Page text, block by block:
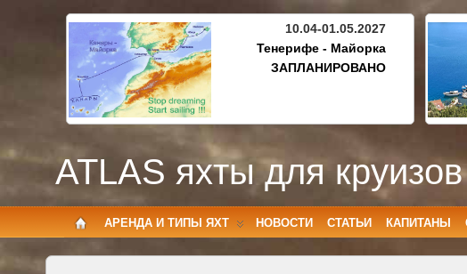
10.04-01.05.2027
Тенерифе - Майорка
ЗАПЛАНИРОВАНО
ATLAS яхты для круизов
АРЕНДА И ТИПЫ ЯХТ НОВОСТИ СТАТЬИ КАПИТАНЫ